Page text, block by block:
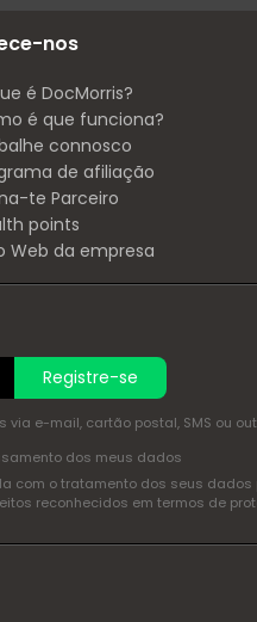
nos
é DocMorris?
é que funciona?
connosco
de afiliação
te Parceiro
points
Web da empresa
Registre-se
e-mail, cartão postal, SMS ou
dos meus dados
com o tratamento dos seus
reconhecidos em termos de